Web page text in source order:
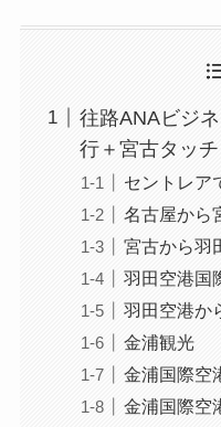
往路ANAビジ
行＋宮古タッチ
セントレア
名古屋から
宮古から羽
羽田空港国
羽田空港か
金浦観光
金浦国際空
金浦国際空